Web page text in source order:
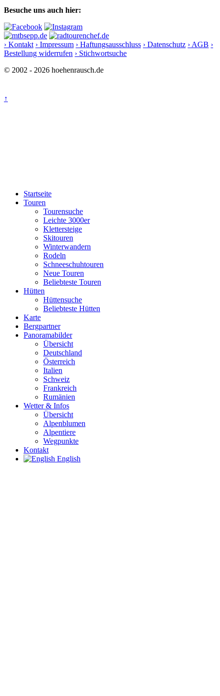
Besuche uns auch hier:
› Kontakt › Impressum › Haftungsausschluss › Datenschutz › AGB ›
Bestellung widerrufen › Stichwortsuche
© 2002 - 2026 hoehenrausch.de
↑
Startseite
Touren
Tourensuche
Leichte 3000er
Klettersteige
Skitouren
Winterwandern
Rodeln
Schneeschuhtouren
Neue Touren
Beliebteste Touren
Hütten
Hüttensuche
Beliebteste Hütten
Karte
Bergpartner
Panoramabilder
Übersicht
Deutschland
Österreich
Italien
Schweiz
Frankreich
Rumänien
Wetter & Infos
Übersicht
Alpenblumen
Alpentiere
Wegpunkte
Kontakt
English